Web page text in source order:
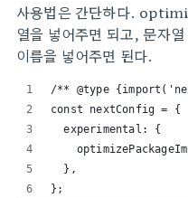
사용법은 간단하다.
열을 넣어주면 되고, 문자
이름을 넣어주면 된다.
/** @type
const nextConfig = {
  experimental: {
  },
};